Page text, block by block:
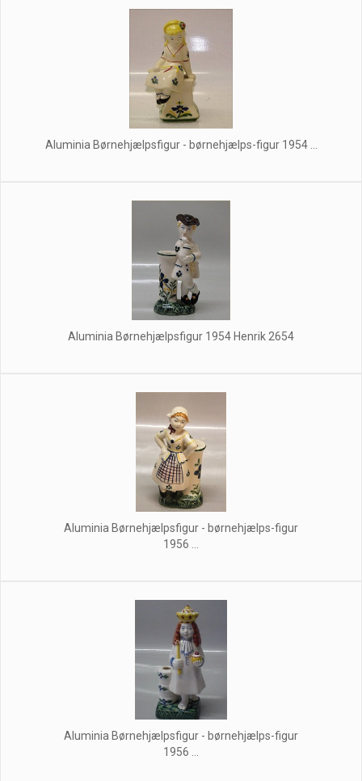
Aluminia Børnehjælpsfigur - børnehjælps-figur 1954 ...
Aluminia Børnehjælpsfigur 1954 Henrik 2654
Aluminia Børnehjælpsfigur - børnehjælps-figur
1956 ...
Aluminia Børnehjælpsfigur - børnehjælps-figur
1956 ...